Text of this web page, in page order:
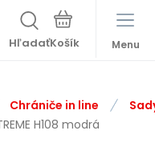
Hľadať Menu
Chrániče in line
H108 modrá